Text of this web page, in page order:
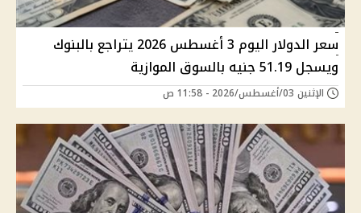
سعر الدولار اليوم 3 أغسطس 2026 يتراجع بالبنوك
ويسجل 51.19 جنيه بالسوق الموازية
الإثنين 03/أغسطس/2026 - 11:58 ص